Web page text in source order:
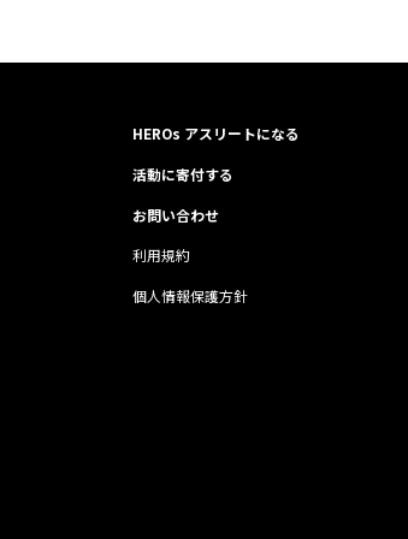
HEROs アスリートになる
活動に寄付する
お問い合わせ
利用規約
個人情報保護方針